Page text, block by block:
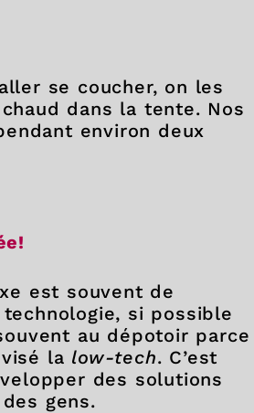
se coucher, on les
dans la tente. Nos
environ deux
est souvent de
si possible
au dépotoir parce
la low-tech. C’est
des solutions
gens.